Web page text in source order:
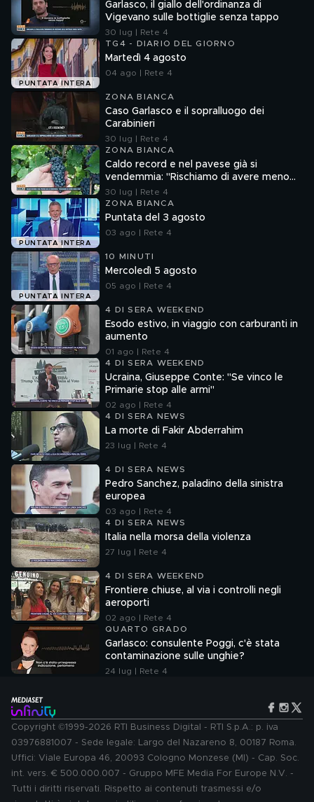
Garlasco, il giallo dell'ordinanza di
Vigevano sulle bottiglie senza tappo
30 lug | Rete 4
PUNTATA INTERA
TG4 - DIARIO DEL GIORNO
Martedì 4 agosto
04 ago | Rete 4
ZONA BIANCA
Caso Garlasco e il sopralluogo dei
Carabinieri
30 lug | Rete 4
ZONA BIANCA
Caldo record e nel pavese già si
vendemmia: "Rischiamo di avere meno
vino"
30 lug | Rete 4
PUNTATA INTERA
ZONA BIANCA
Puntata del 3 agosto
03 ago | Rete 4
PUNTATA INTERA
10 MINUTI
Mercoledì 5 agosto
05 ago | Rete 4
4 DI SERA WEEKEND
Esodo estivo, in viaggio con carburanti in
aumento
01 ago | Rete 4
4 DI SERA WEEKEND
Ucraina, Giuseppe Conte: "Se vinco le
Primarie stop alle armi"
02 ago | Rete 4
4 DI SERA NEWS
La morte di Fakir Abderrahim
23 lug | Rete 4
4 DI SERA NEWS
Pedro Sanchez, paladino della sinistra
europea
03 ago | Rete 4
4 DI SERA NEWS
Italia nella morsa della violenza
27 lug | Rete 4
4 DI SERA WEEKEND
Frontiere chiuse, al via i controlli negli
aeroporti
02 ago | Rete 4
QUARTO GRADO
Garlasco: consulente Poggi, c'è stata
contaminazione sulle unghie?
24 lug | Rete 4
Copyright ©1999-2026 RTI Business Digital - RTI S.p.A.: p. iva
03976881007 - Sede legale: Largo del Nazareno 8, 00187 Roma.
Uffici: Viale Europa 46, 20093 Cologno Monzese (MI) - Cap. Soc.
int. vers. € 500.000.007 - Gruppo MFE Media For Europe N.V. -
Tutti i diritti riservati. Rispetto ai contenuti trasmessi e/o